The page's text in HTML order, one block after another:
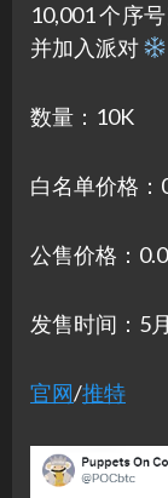
10,001 个序
并加入派对
数量：10K
白名单价格：
公售价格：
发售时间：5
官网/推特